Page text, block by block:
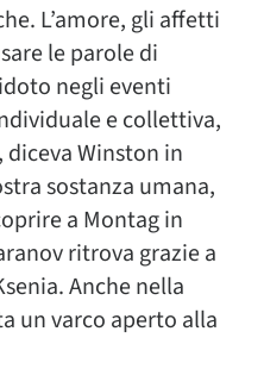
L’amore, gli affetti
le parole di
negli eventi
e collettiva,
Winston in
sostanza umana,
a Montag in
ritrova grazie a
Anche nella
un varco aperto alla